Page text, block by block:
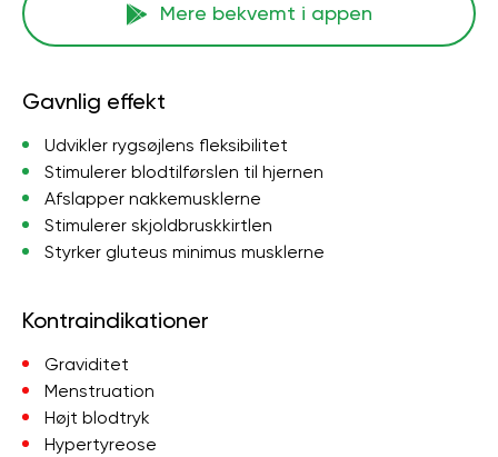
Mere bekvemt i appen
Gavnlig effekt
Udvikler rygsøjlens fleksibilitet
Stimulerer blodtilførslen til hjernen
Afslapper nakkemusklerne
Stimulerer skjoldbruskkirtlen
Styrker gluteus minimus musklerne
Kontraindikationer
Graviditet
Menstruation
Højt blodtryk
Hypertyreose